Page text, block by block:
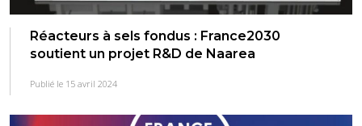
Réacteurs à sels fondus : France2030
soutient un projet R&D de Naarea
Publié le 15 avril 2024